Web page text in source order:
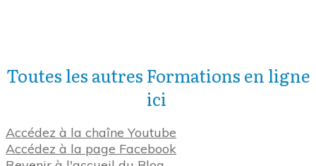
Toutes les autres Formations en ligne
ici
Accédez à la chaîne Youtube
Accédez à la page Facebook